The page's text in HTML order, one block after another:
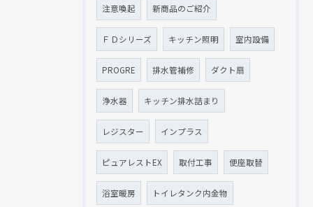
注意喚起 新商品のご紹介
ＦＤシリーズ キッチン照明 室内設備
PROGRE 排水管補修 ダクト扇
浄水器 キッチン排水詰まり
レジスター インプラス
ピュアレストEX 取付工事 便座取替
浴室暖房 トイレタンク内金物